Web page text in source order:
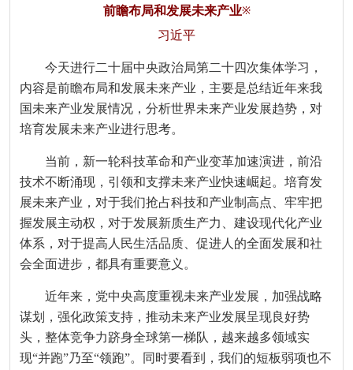
前瞻布局和发展未来产业※
习近平
今天进行二十届中央政治局第二十四次集体学习，
内容是前瞻布局和发展未来产业，主要是总结近年来我
国未来产业发展情况，分析世界未来产业发展趋势，对
培育发展未来产业进行思考。
当前，新一轮科技革命和产业变革加速演进，前沿
技术不断涌现，引领和支撑未来产业快速崛起。培育发
展未来产业，对于我们抢占科技和产业制高点、牢牢把
握发展主动权，对于发展新质生产力、建设现代化产业
体系，对于提高人民生活品质、促进人的全面发展和社
会全面进步，都具有重要意义。
近年来，党中央高度重视未来产业发展，加强战略
谋划，强化政策支持，推动未来产业发展呈现良好势
头，整体竞争力跻身全球第一梯队，越来越多领域实
现“并跑”乃至“领跑”。同时要看到，我们的短板弱项也不